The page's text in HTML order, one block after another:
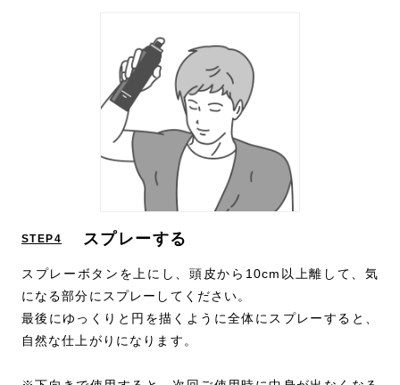
STEP4 スプレーする
スプレーボタンを上にし、頭皮から10cm以上離して、気
になる部分にスプレーしてください。
最後にゆっくりと円を描くように全体にスプレーすると、
自然な仕上がりになります。